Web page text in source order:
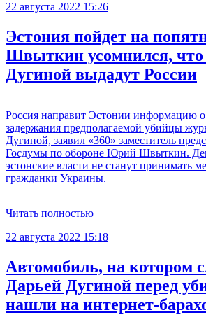
22 августа 2022 15:26
Эстония пойдет на
Швыткин усомнился, что
Дугиной выдадут России
Россия направит Эстонии информацию о
задержания предполагаемой убийцы
Дугиной, заявил «360» заместитель
Госдумы по обороне Юрий Швыткин.
эстонские власти не станут принимать
гражданки Украины.
Читать полностью
22 августа 2022 15:18
Автомобиль, на котором
Дарьей Дугиной перед
нашли на интернет-